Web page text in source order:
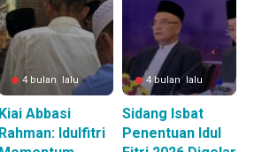
4 bulan lalu
Kiai Abbasi
Rahman: Idulfitri
4 bulan lalu
Sidang Isbat
Penentuan Idul